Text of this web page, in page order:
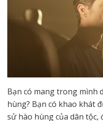
Bạn có mang trong mình
hùng? Bạn có khao khát
sử hào hùng của dân